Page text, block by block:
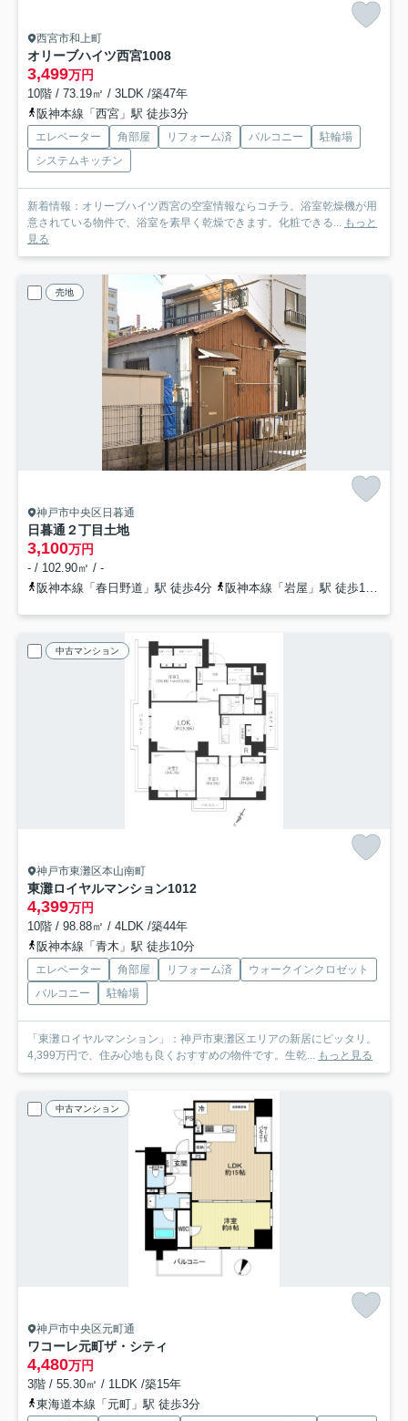
西宮市和上町
オリーブハイツ西宮1008
3,499万円
10階 / 73.19㎡ / 3LDK /築47年
阪神本線「西宮」駅 徒歩3分
エレベーター 角部屋 リフォーム済 バルコニー
駐輪場
システムキッチン
新着情報：オリーブハイツ西宮の空室情報ならコチラ。浴室乾燥機が用
意されている物件で、浴室を素早く乾燥できます。化粧できる... もっと
見る
売地
神戸市中央区日暮通
日暮通２丁目土地
3,100万円
- / 102.90㎡ / -
阪神本線「春日野道」駅 徒歩4分
阪神本線「岩屋」駅 徒歩16分
中古マンション
神戸市東灘区本山南町
東灘ロイヤルマンション1012
4,399万円
10階 / 98.88㎡ / 4LDK /築44年
阪神本線「青木」駅 徒歩10分
エレベーター 角部屋 リフォーム済
ウォークインクロゼット
バルコニー
駐輪場
「東灘ロイヤルマンション」：神戸市東灘区エリアの新居にピッタリ。
4,399万円で、住み心地も良くおすすめの物件です。生乾... もっと見る
中古マンション
神戸市中央区元町通
ワコーレ元町ザ・シティ
4,480万円
3階 / 55.30㎡ / 1LDK /築15年
東海道本線「元町」駅 徒歩3分